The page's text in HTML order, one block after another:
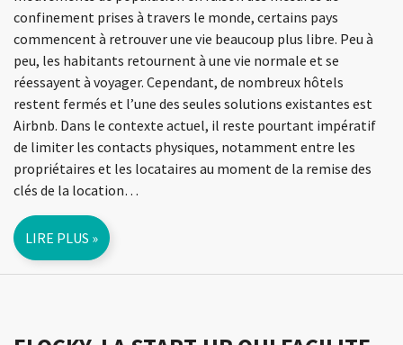
confinement prises à travers le monde, certains pays
commencent à retrouver une vie beaucoup plus libre. Peu à
peu, les habitants retournent à une vie normale et se
réessayent à voyager. Cependant, de nombreux hôtels
restent fermés et l’une des seules solutions existantes est
Airbnb. Dans le contexte actuel, il reste pourtant impératif
de limiter les contacts physiques, notamment entre les
propriétaires et les locataires au moment de la remise des
clés de la location…
LIRE PLUS »